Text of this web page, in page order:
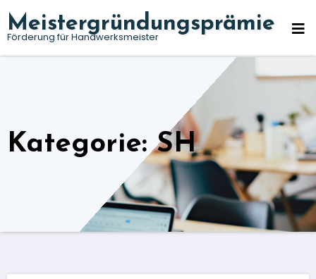
Zum
Inhalt
Meistergründungsprämie
Förderung für Handwerksmeister
Kategorie: SH